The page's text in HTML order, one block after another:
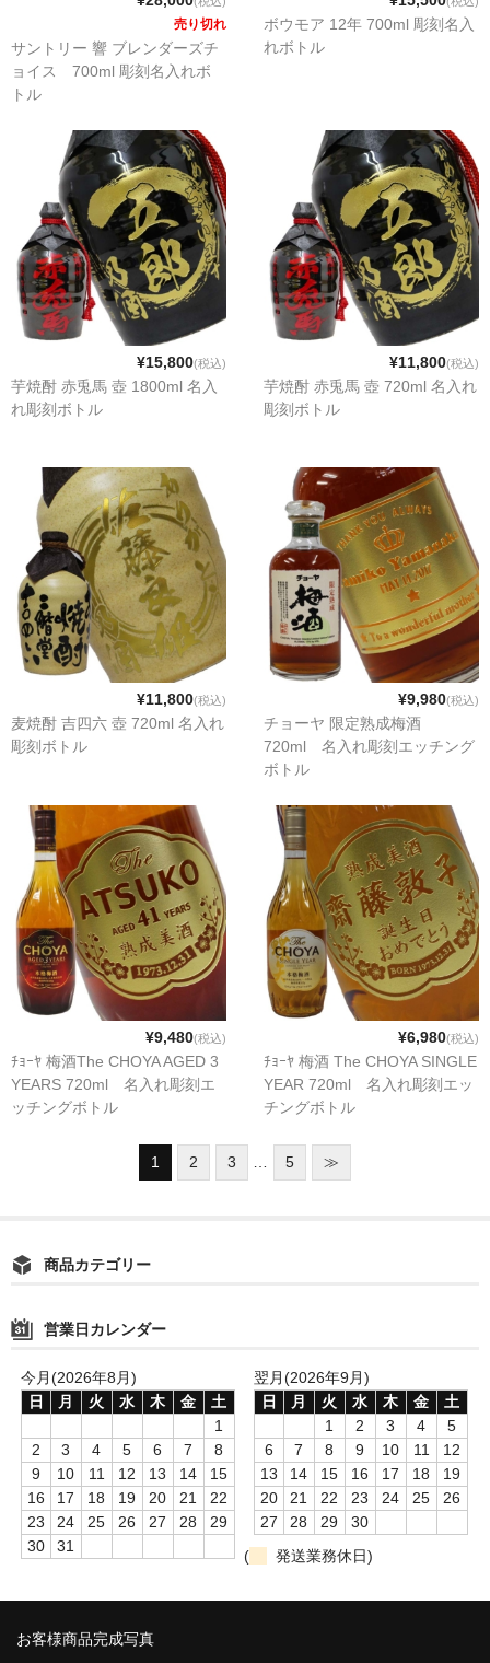
売り切れ
サントリー 響 ブレンダーズチ
ョイス 700ml 彫刻名入れボ
トル
ボウモア 12年 700ml 彫刻名入
れボトル
¥15,800(税込)
芋焼酎 赤兎馬 壺 1800ml 名入
れ彫刻ボトル
¥11,800(税込)
芋焼酎 赤兎馬 壺 720ml 名入れ
彫刻ボトル
¥11,800(税込)
麦焼酎 吉四六 壺 720ml 名入れ
彫刻ボトル
¥9,980(税込)
チョーヤ 限定熟成梅酒
720ml 名入れ彫刻エッチング
ボトル
¥9,480(税込)
ﾁｮｰﾔ 梅酒The CHOYA AGED 3
YEARS 720ml 名入れ彫刻エ
ッチングボトル
¥6,980(税込)
ﾁｮｰﾔ 梅酒 The CHOYA SINGLE
YEAR 720ml 名入れ彫刻エッ
チングボトル
1 2 3 5 ≫
商品カテゴリー
営業日カレンダー
今月(2026年8月)
日
月 火 水 木 金
土
1
2
3 4 5 6 7
8
9
10 11 12 13 14
15
16
17 18 19 20 21
22
23
24 25 26 27 28
29
30
31
翌月(2026年9月)
日
月 火 水 木 金
土
1
2 3 4
5
6
7 8 9 10 11
12
13
14 15 16 17 18
19
20
21 22 23 24 25
26
27
28 29
30
(
発送業務休日)
お客様商品完成写真